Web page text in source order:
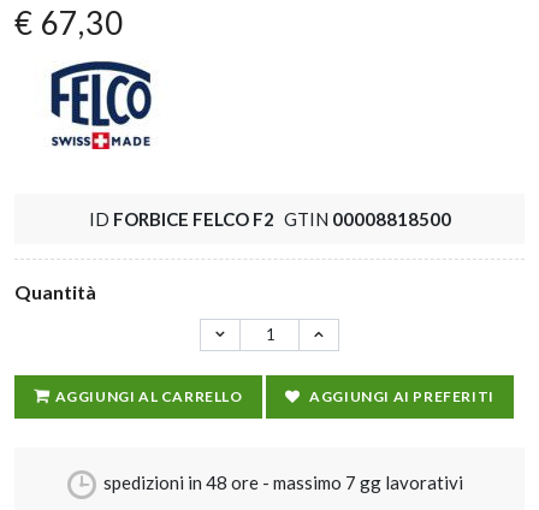
€ 67,30
ID FORBICE FELCO F2 GTIN 00008818500
Quantità
AGGIUNGI AL CARRELLO AGGIUNGI AI PREFERITI
spedizioni in 48 ore - massimo 7 gg lavorativi